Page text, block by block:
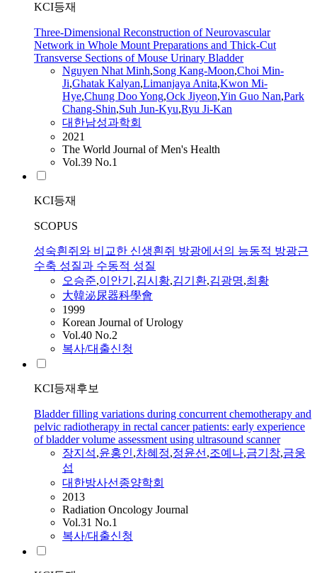
KCI등재
Three-Dimensional Reconstruction of Neurovascular
Network in Whole Mount Preparations and Thick-Cut
Transverse Sections of Mouse Urinary Bladder
Nguyen Nhat Minh,Song Kang-Moon,Choi Min-
Ji,Ghatak Kalyan,Limanjaya Anita,Kwon Mi-
Hye,Chung Doo Yong,Ock Jiyeon,Yin Guo Nan,Park
Chang-Shin,Suh Jun-Kyu,Ryu Ji-Kan
대한남성과학회
2021
The World Journal of Men's Health
Vol.39 No.1
KCI등재
SCOPUS
성숙흰쥐와 비교한 신생흰쥐 방광에서의 능동적 방광근
수축 성질과 수동적 성질
오승준,이안기 ,김시황,김기환,김광명,최황
大韓泌尿器科學會
1999
Korean Journal of Urology
Vol.40 No.2
복사/대출신청
KCI등재후보
Bladder filling variations during concurrent chemotherapy and
pelvic radiotherapy in rectal cancer patients: early experience
of bladder volume assessment using ultrasound scanner
장지석,윤홍인,차혜정,정윤선,조예나,금기창,금웅
섭
대한방사선종양학회
2013
Radiation Oncology Journal
Vol.31 No.1
복사/대출신청